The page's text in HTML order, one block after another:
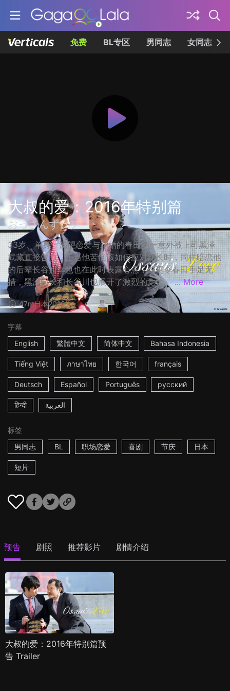
免费 BL专区 男同志 女同志
大叔的爱：2016年特别篇
おっさんずラブ
33岁、单身、渴望恋爱与结婚的春田创一意外被上司黑泽
武藏直接告白，正当他苦恼该如何应对部长时，同样暗恋他
的后辈长谷川幸也也在此时表露心意，这更令春田手足无
措，黑泽部长和长谷川也展开了激烈的竞争。 ... More
47m日本2016
字幕
English
繁體中文 简体中文 Bahasa Indonesia
Tiếng Việt ภาษาไทย 한국어 français
Deutsch Español Português русский
हिन्दी العربية
标签
男同志
BL 职场恋爱 喜剧 节庆 日本
短片
预告 剧照 推荐影片 剧情介绍
大叔的爱：2016年特别篇预
告 Trailer